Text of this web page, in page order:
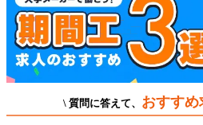
\ 質問に答えて、 おすすめ